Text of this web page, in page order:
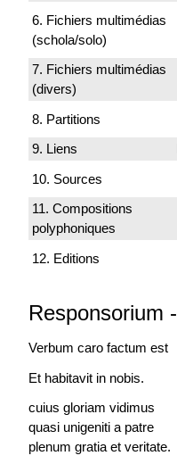
6. Fichiers multimédias
(schola/solo)
7. Fichiers multimédias
(divers)
8. Partitions
9. Liens
10. Sources
11. Compositions
polyphoniques
12. Editions
Responsorium -
Verbum caro factum est
Et habitavit in nobis.
cuius gloriam vidimus
quasi unigeniti a patre
plenum gratia et veritate.